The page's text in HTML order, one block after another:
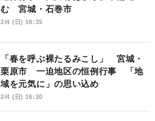
む 宮城・石巻市
2/4 (日) 16:35
「春を呼ぶ裸たるみこし」 宮城・
栗原市 一迫地区の恒例行事 「地
域を元気に」の思い込め
2/4 (日) 16:30